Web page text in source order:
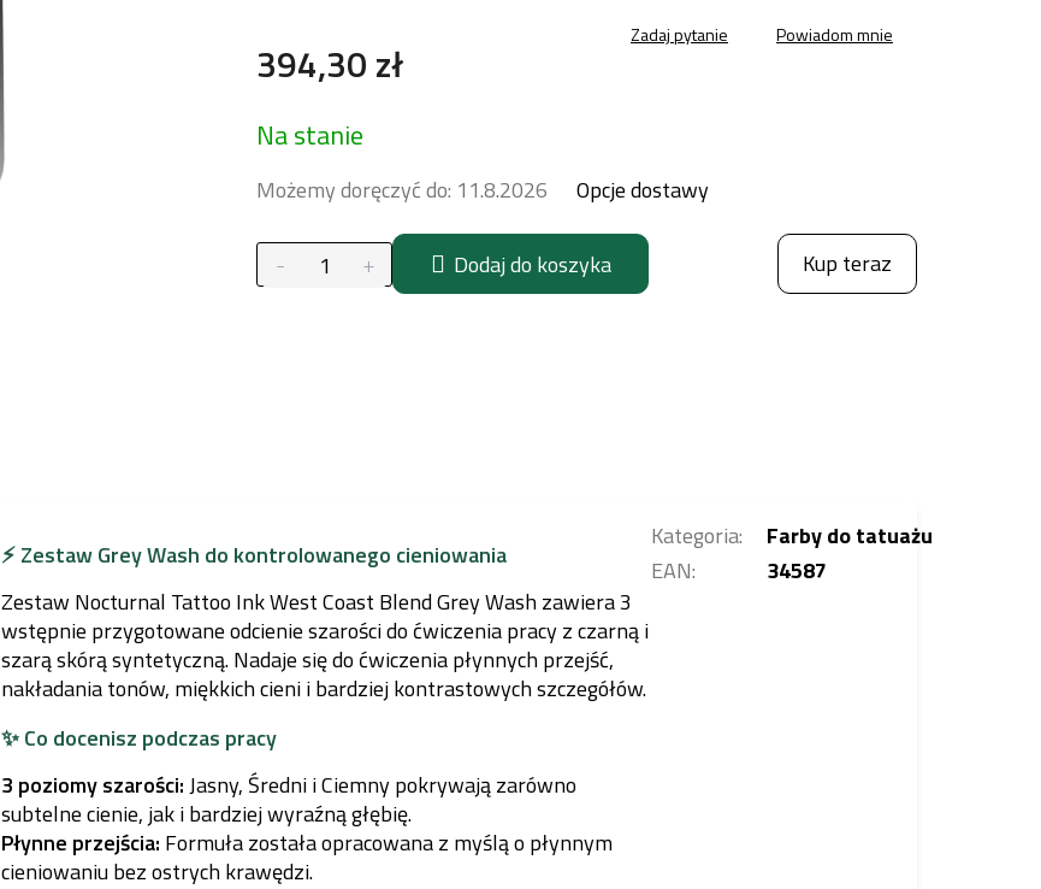
394,30 zł
jednostkowa:
Na stanie
Możemy doręczyć do: 11.8.2026 Opcje dostawy
Dodaj do koszyka Kup teraz
Zadaj pytanie Powiadom mnie
⚡ Zestaw Grey Wash do kontrolowanego cieniowania
Zestaw Nocturnal Tattoo Ink West Coast Blend Grey Wash zawiera 3
wstępnie przygotowane odcienie szarości do ćwiczenia pracy z czarną i
szarą skórą syntetyczną. Nadaje się do ćwiczenia płynnych przejść,
nakładania tonów, miękkich cieni i bardziej kontrastowych szczegółów.
✨ Co docenisz podczas pracy
3 poziomy szarości:Jasny, Średni i Ciemny pokrywają zarówno
subtelne cienie, jak i bardziej wyraźną głębię.
Płynne przejścia: Formuła została opracowana z myślą o płynnym
cieniowaniu bez ostrych krawędzi.
Kategoria:
Farby do tatuażu
EAN: 34587